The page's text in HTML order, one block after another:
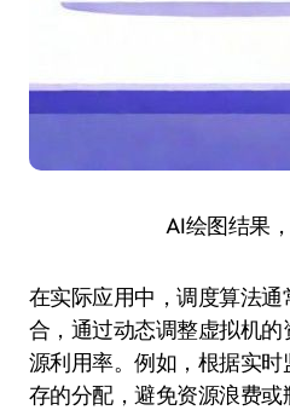
AI绘图结果
在实际应用中，调度算法
合，通过动态调整虚拟机
源利用率。例如，根据实时
存的分配，避免资源浪费或